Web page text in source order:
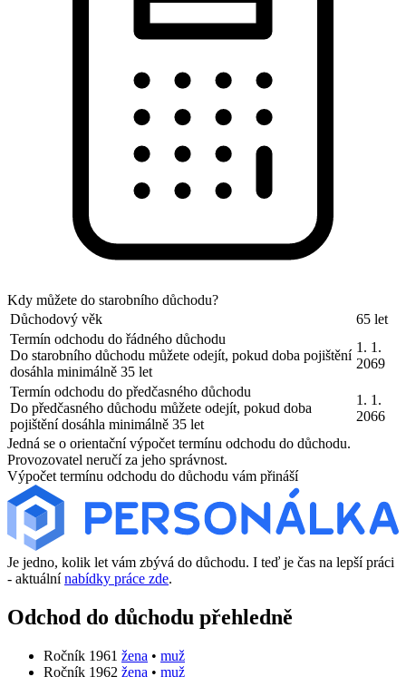
Kdy můžete do starobního důchodu?
Důchodový věk
65 let
Termín odchodu do řádného důchodu
Do starobního důchodu můžete odejít, pokud doba pojištění
dosáhla minimálně 35 let
1. 1.
2069
Termín odchodu do předčasného důchodu
Do předčasného důchodu můžete odejít, pokud doba
pojištění dosáhla minimálně 35 let
1. 1.
2066
Jedná se o orientační výpočet termínu odchodu do důchodu.
Provozovatel neručí za jeho správnost.
Výpočet termínu odchodu do důchodu vám přináší
Je jedno, kolik let vám zbývá do důchodu. I teď je čas na lepší práci
- aktuálnínabídky práce zde.
Odchod do důchodu přehledně
Ročník 1961 žena • muž
Ročník 1962 žena • muž